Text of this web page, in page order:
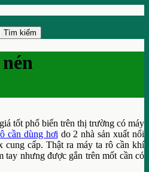
tốt phổ biến trên thị trường có máy
cần dùng hơi do 2 nhà sản xuất nổi
cung cấp. Thật ra máy ta rô cần khí
tay nhưng được gắn trên mốt cần có